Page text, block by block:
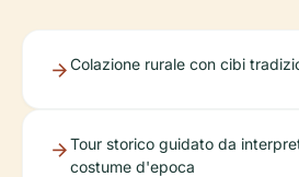
Colazione rurale con cibi
Tour storico guidato da
costume d'epoca